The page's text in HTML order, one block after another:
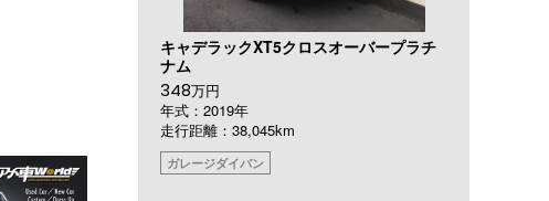
キャデラックXT5クロスオーバープラチ
ナム
348万円
年式：2019年
走行距離：38,045km
ガレージダイバン